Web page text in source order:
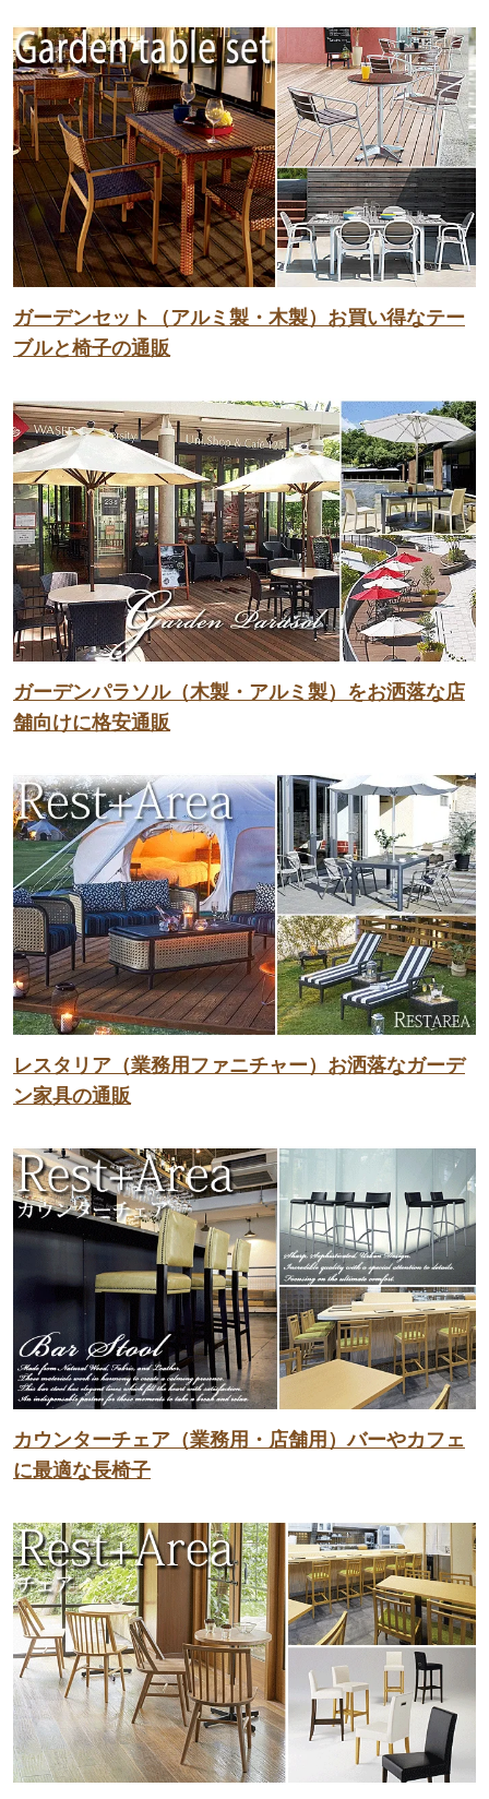
ガーデンセット（アルミ製・木製）お買い得なテー
ブルと椅子の通販
ガーデンパラソル（木製・アルミ製）をお洒落な店
舗向けに格安通販
レスタリア（業務用ファニチャー）お洒落なガーデ
ン家具の通販
カウンターチェア（業務用・店舗用）バーやカフェ
に最適な長椅子